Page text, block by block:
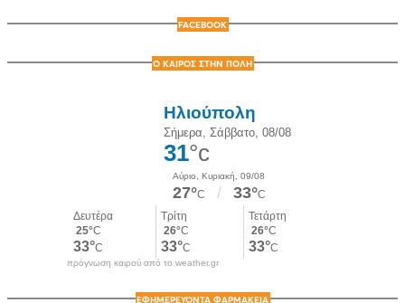
FACEBOOK
Ο ΚΑΙΡΟΣ ΣΤΗΝ ΠΟΛΗ
πρόγνωση καιρού από το weather.gr
ΕΦΗΜΕΡΕΥΟΝΤΑ ΦΑΡΜΑΚΕΙΑ